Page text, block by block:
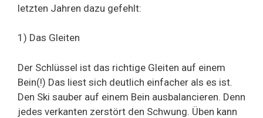
letzten Jahren dazu gefehlt:
1) Das Gleiten
Der Schlüssel ist das richtige Gleiten auf einem
Bein(!) Das liest sich deutlich einfacher als es ist.
Den Ski sauber auf einem Bein ausbalancieren. Denn
jedes verkanten zerstört den Schwung. Üben kann